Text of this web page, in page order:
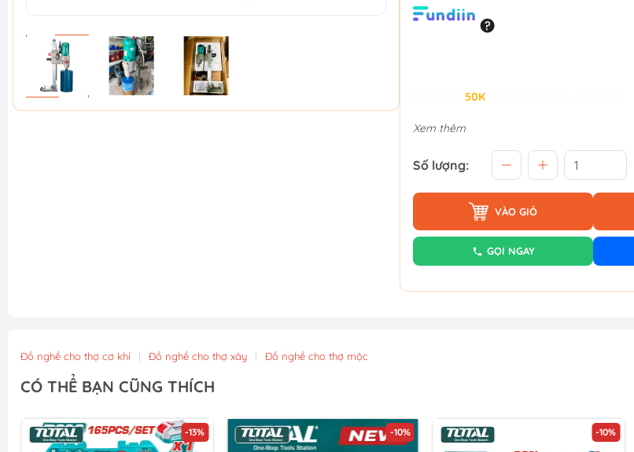
50K
Xem thêm
Số lượng:
VÀO GIỎ
GỌI NGAY
Đồ nghề cho thợ cơ khí | Đồ nghề cho thợ xây | Đồ nghề cho thợ mộc
CÓ THỂ BẠN CŨNG THÍCH
-13% -10% -10%